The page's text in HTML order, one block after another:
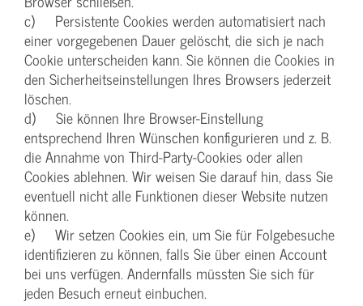
c) Persistente Cookies werden automatisiert nach
einer vorgegebenen Dauer gelöscht, die sich je nach
Cookie unterscheiden kann. Sie können die Cookies in
den Sicherheitseinstellungen Ihres Browsers jederzeit
löschen.
d) Sie können Ihre Browser-Einstellung
entsprechend Ihren Wünschen konfigurieren und z. B.
die Annahme von Third-Party-Cookies oder allen
Cookies ablehnen. Wir weisen Sie darauf hin, dass Sie
eventuell nicht alle Funktionen dieser Website nutzen
können.
e) Wir setzen Cookies ein, um Sie für Folgebesuche
identifizieren zu können, falls Sie über einen Account
bei uns verfügen. Andernfalls müssten Sie sich für
jeden Besuch erneut einbuchen.